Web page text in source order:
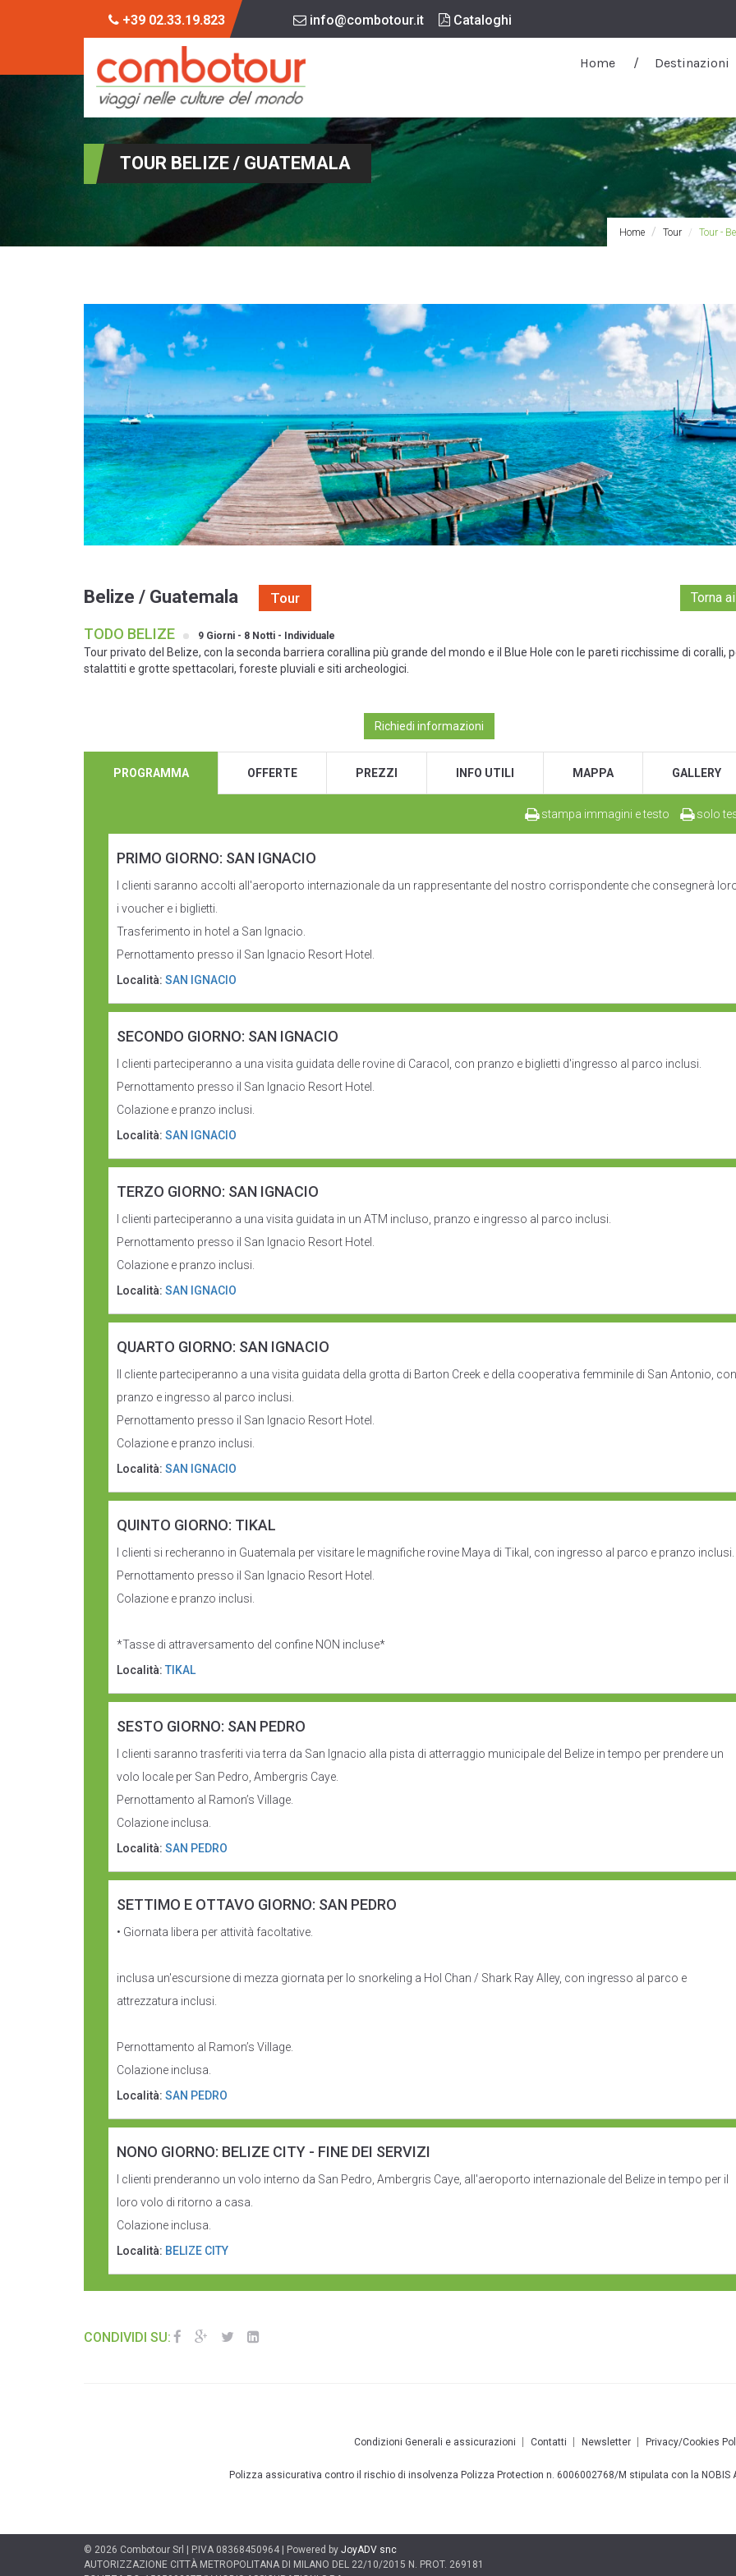
+39 02.33.19.823 info@combotour.it Cataloghi
Home Destinazioni
TOUR BELIZE / GUATEMALA
Home Tour Tour -
Belize / Guatemala Tour Torna
TODO BELIZE 9 Giorni - 8 Notti - Individuale
Tour privato del Belize, con la seconda barriera corallina più grande del mondo e il Blue Hole con le pareti ricchissime di coralli,
stalattiti e grotte spettacolari, foreste pluviali e siti archeologici.
Richiedi informazioni
PROGRAMMA OFFERTE PREZZI INFO UTILI MAPPA GALLERY
stampa immagini e testo solo
PRIMO GIORNO: SAN IGNACIO
I clienti saranno accolti all'aeroporto internazionale da un rappresentante del nostro corrispondente che consegnerà
i voucher e i biglietti.
Trasferimento in hotel a San Ignacio.
Pernottamento presso il San Ignacio Resort Hotel.
Località: SAN IGNACIO
SECONDO GIORNO: SAN IGNACIO
I clienti parteciperanno a una visita guidata delle rovine di Caracol, con pranzo e biglietti d'ingresso al parco inclusi.
Pernottamento presso il San Ignacio Resort Hotel.
Colazione e pranzo inclusi.
Località: SAN IGNACIO
TERZO GIORNO: SAN IGNACIO
I clienti parteciperanno a una visita guidata in un ATM incluso, pranzo e ingresso al parco inclusi.
Pernottamento presso il San Ignacio Resort Hotel.
Colazione e pranzo inclusi.
Località: SAN IGNACIO
QUARTO GIORNO: SAN IGNACIO
Il cliente parteciperanno a una visita guidata della grotta di Barton Creek e della cooperativa femminile di San Antonio, con
pranzo e ingresso al parco inclusi.
Pernottamento presso il San Ignacio Resort Hotel.
Colazione e pranzo inclusi.
Località: SAN IGNACIO
QUINTO GIORNO: TIKAL
I clienti si recheranno in Guatemala per visitare le magnifiche rovine Maya di Tikal, con ingresso al parco e pranzo inclusi.
Pernottamento presso il San Ignacio Resort Hotel.
Colazione e pranzo inclusi.
*Tasse di attraversamento del confine NON incluse*
Località: TIKAL
SESTO GIORNO: SAN PEDRO
I clienti saranno trasferiti via terra da San Ignacio alla pista di atterraggio municipale del Belize in tempo per prendere un
volo locale per San Pedro, Ambergris Caye.
Pernottamento al Ramon’s Village.
Colazione inclusa.
Località: SAN PEDRO
SETTIMO E OTTAVO GIORNO: SAN PEDRO
• Giornata libera per attività facoltative.
inclusa un'escursione di mezza giornata per lo snorkeling a Hol Chan / Shark Ray Alley, con ingresso al parco e
attrezzatura inclusi.
Pernottamento al Ramon’s Village.
Colazione inclusa.
Località: SAN PEDRO
NONO GIORNO: BELIZE CITY - FINE DEI SERVIZI
I clienti prenderanno un volo interno da San Pedro, Ambergris Caye, all'aeroporto internazionale del Belize in tempo per il
loro volo di ritorno a casa.
Colazione inclusa.
Località: BELIZE CITY
CONDIVIDI SU:
Condizioni Generali e assicurazioni Contatti Newsletter Privacy/Cookies
Polizza assicurativa contro il rischio di insolvenza Polizza Protection n. 6006002768/M stipulata con la NOBIS
© 2026 Combotour Srl | P.IVA 08368450964 | Powered by JoyADV snc
AUTORIZZAZIONE CITTÀ METROPOLITANA DI MILANO DEL 22/10/2015 N. PROT. 269181